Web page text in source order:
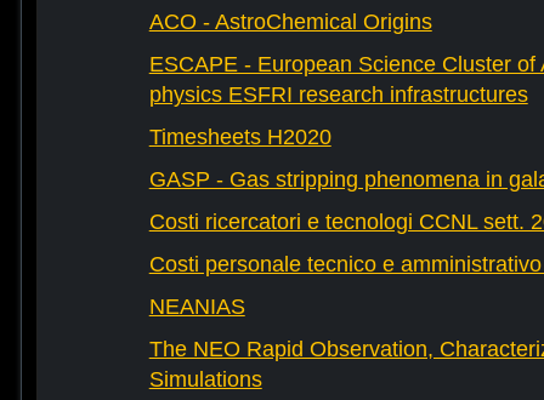
ACO - AstroChemical Origins
ESCAPE - European Science Cluster of
physics ESFRI research infrastructures
Timesheets H2020
GASP - Gas stripping phenomena in
Costi ricercatori e tecnologi CCNL sett.
Costi personale tecnico e
NEANIAS
The NEO Rapid Observation,
Simulations